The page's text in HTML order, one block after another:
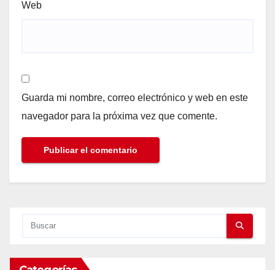
Web
Guarda mi nombre, correo electrónico y web en este
navegador para la próxima vez que comente.